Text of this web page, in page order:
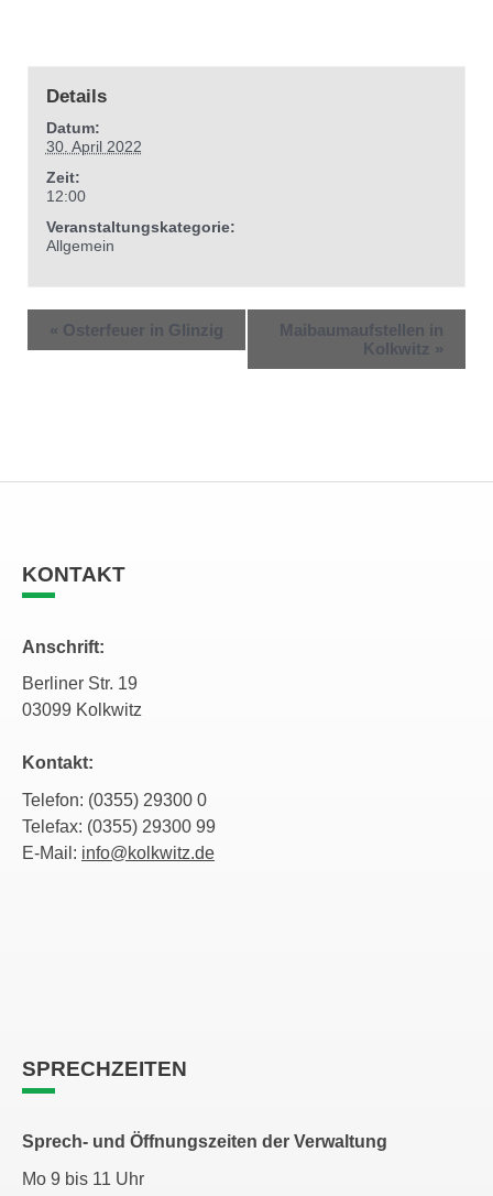
Details
Datum:
30. April 2022
Zeit:
12:00
Veranstaltungskategorie:
Allgemein
« Osterfeuer in Glinzig
Maibaumaufstellen in
Kolkwitz »
KONTAKT
Anschrift:
Berliner Str. 19
03099 Kolkwitz
Kontakt:
Telefon: (0355) 29300 0
Telefax: (0355) 29300 99
E-Mail: info@kolkwitz.de
SPRECHZEITEN
Sprech- und Öffnungszeiten der Verwaltung
Mo 9 bis 11 Uhr